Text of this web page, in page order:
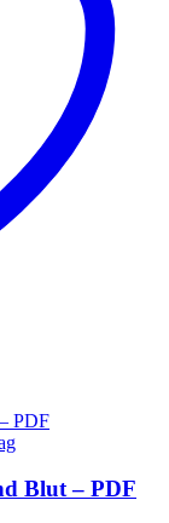
Blut – PDF